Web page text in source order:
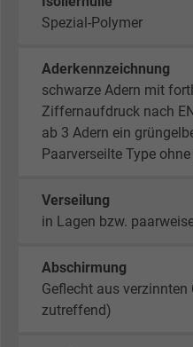
Spezial-Polymer
Aderkennzeichnung
schwarze Adern mit
Ziffernaufdruck nach
ab 3 Adern ein
Paarverseilte Type
Verseilung
in Lagen bzw.
Abschirmung
Geflecht aus
zutreffend)